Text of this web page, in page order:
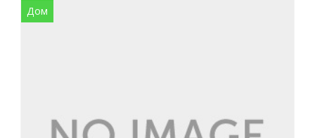
Дом